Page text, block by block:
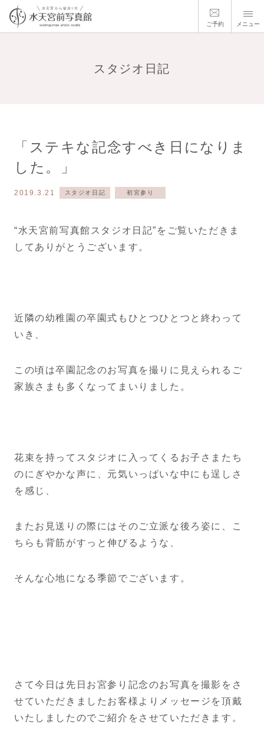
ご予約 メニュー
スタジオ日記
「ステキな記念すべき日になりま
した。」
2019.3.21 スタジオ日記 初宮参り
“水天宮前写真館スタジオ日記”をご覧いただきま
してありがとうございます。
近隣の幼稚園の卒園式もひとつひとつと終わって
いき、
この頃は卒園記念のお写真を撮りに見えられるご
家族さまも多くなってまいりました。
花束を持ってスタジオに入ってくるお子さまたち
のにぎやかな声に、元気いっぱいな中にも逞しさ
を感じ、
またお見送りの際にはそのご立派な後ろ姿に、こ
ちらも背筋がすっと伸びるような、
そんな心地になる季節でございます。
さて今日は先日お宮参り記念のお写真を撮影をさ
せていただきましたお客様よりメッセージを頂戴
いたしましたのでご紹介をさせていただきます。